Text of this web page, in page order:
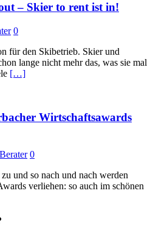
– Skier to rent ist in!
0
für den Skibetrieb. Skier und
lange nicht mehr das, was sie mal
[…]
Wirtschaftsawards
0
und so nach und nach werden
verliehen: so auch im schönen